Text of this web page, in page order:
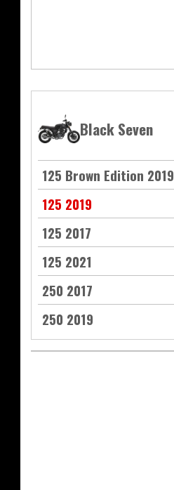
Black Seven
125 Brown Edition 2019
125 2019
125 2017
125 2021
250 2017
250 2019